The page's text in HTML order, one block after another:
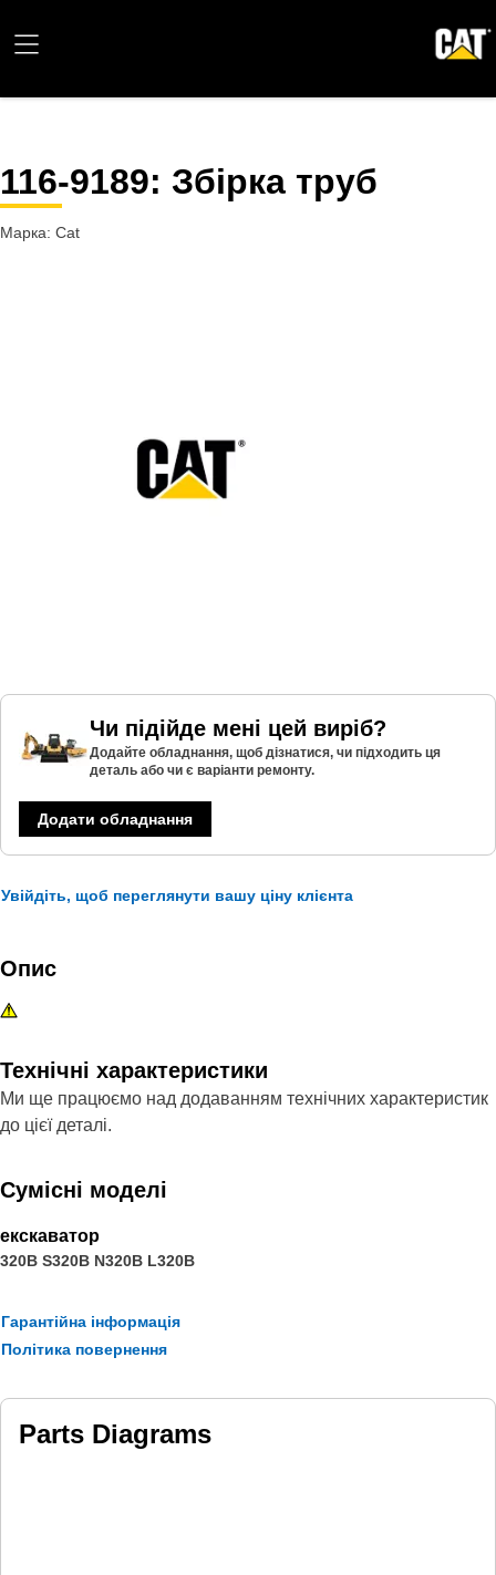
116-9189: Збірка труб
Марка: Cat
Чи підійде мені цей виріб?
Додайте обладнання, щоб дізнатися, чи підходить ця
деталь або чи є варіанти ремонту.
Додати обладнання
Увійдіть, щоб переглянути вашу ціну клієнта
Опис
Технічні характеристики
Ми ще працюємо над додаванням технічних характеристик
до цієї деталі.
Сумісні моделі
екскаватор
320B S320B N320B L320B
Гарантійна інформація
Політика повернення
Parts Diagrams